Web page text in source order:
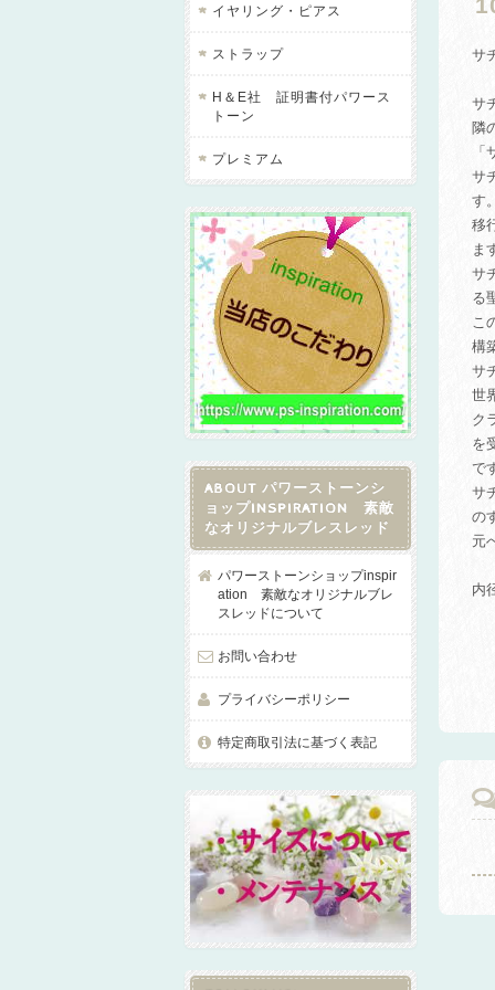
サ
サ
隣
サ
す
移
ま
サ
る
こ
構
サ
世
ク
を
で
サ
の
元
内
イヤリング・ピアス
ストラップ
H＆E社 証明書付パワース
トーン
プレミアム
ABOUT パワーストーンシ
ョップINSPIRATION 素敵
なオリジナルブレスレッド
パワーストーンショップinspir
ation 素敵なオリジナルブレ
スレッドについて
お問い合わせ
プライバシーポリシー
特定商取引法に基づく表記